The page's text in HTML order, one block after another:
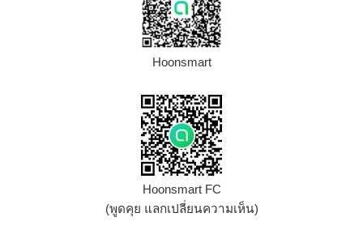
Hoonsmart
Hoonsmart FC
(พูดคุย แลกเปลี่ยนความเห็น)